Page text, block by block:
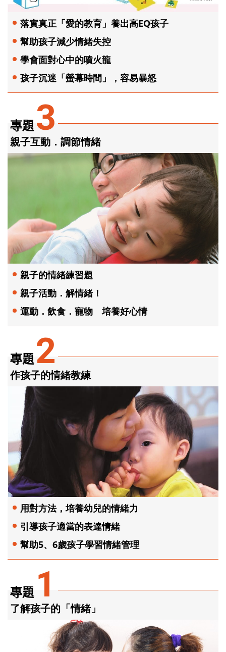
專題 1
了解孩子的「情緒」
專題2
作孩子的情緒教練
用對方法，培養幼兒的情緒力
引導孩子適當的表達情緒
幫助5、6歲孩子學習情緒管理
專題3
親子互動．調節情緒
親子的情緒練習題
親子活動．解情緒！
運動．飲食．寵物 培養好心情
落實真正「愛的教育」養出高EQ孩子
幫助孩子減少情緒失控
學會面對心中的噴火龍
孩子沉迷「螢幕時間」，容易暴怒